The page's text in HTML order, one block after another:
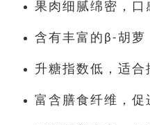
果肉细腻绵密，口
含有丰富的β-胡萝
升糖指数低，适合
富含膳食纤维，促